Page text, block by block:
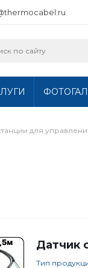
для
Датчик
Тип